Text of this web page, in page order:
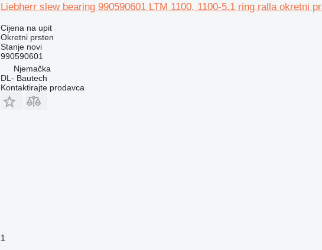
Liebherr slew bearing 990590601 LTM 1100, 1100-5.1 ring ralla okretni
Cijena na upit
Okretni prsten
Stanjenovi
990590601
Njemačka
DL- Bautech
Kontaktirajte prodavca
1